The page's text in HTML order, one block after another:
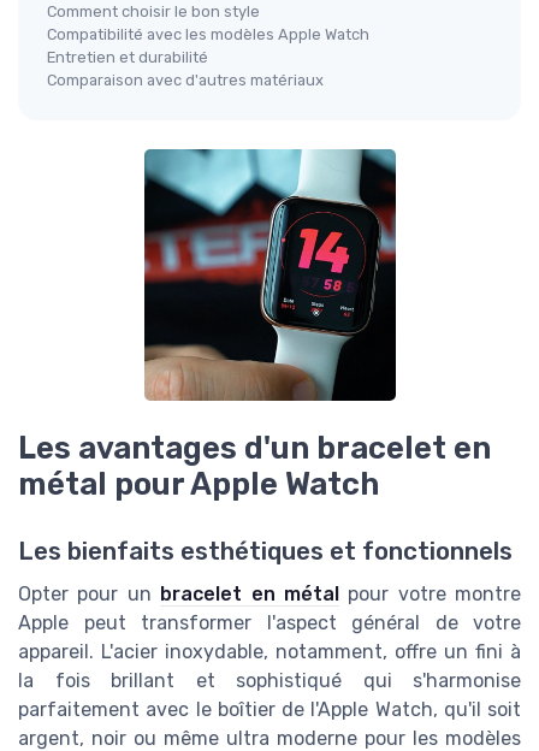
Comment choisir le bon style
Compatibilité avec les modèles Apple Watch
Entretien et durabilité
Comparaison avec d'autres matériaux
Les avantages d'un bracelet en
métal pour Apple Watch
Les bienfaits esthétiques et fonctionnels
Opter pour un bracelet en métalpour votre montre
Apple peut transformer l'aspect général de votre
appareil. L'acier inoxydable, notamment, offre un fini à
la fois brillant et sophistiqué qui s'harmonise
parfaitement avec le boîtier de l'Apple Watch, qu'il soit
argent, noir ou même ultra moderne pour les modèles